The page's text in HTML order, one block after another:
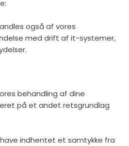
også af vores
med drift af it-systemer,
behandling af dine
på et andet retsgrundlag
indhentet et samtykke fra